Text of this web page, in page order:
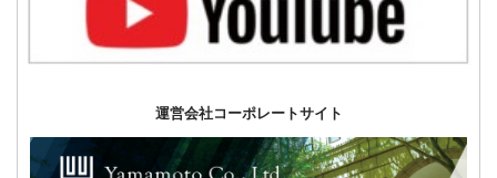
運営会社コーポレートサイト